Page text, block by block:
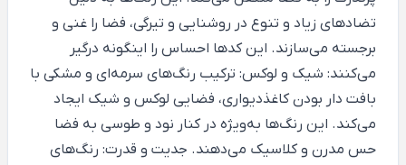
تضادهای زیاد و تنوع در روشنایی و تیرگی، فضا را غنی و
برجسته می‌سازند. این کدها احساس را اینگونه درگیر
می‌کنند: شیک و لوکس: ترکیب رنگ‌های سرمه‌ای و مشکی با
بافت دار بودن کاغذدیواری، فضایی لوکس و شیک ایجاد
می‌کند. این رنگ‌ها به‌ویژه در کنار نود و طوسی به فضا
حس مدرن و کلاسیک می‌دهند. جدیت و قدرت: رنگ‌های